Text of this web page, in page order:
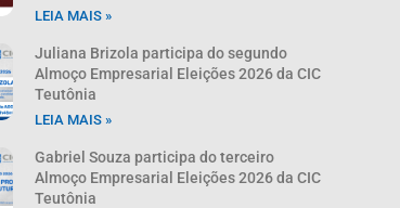
LEIA MAIS »
Juliana Brizola participa do segundo
Almoço Empresarial Eleições 2026 da CIC
Teutônia
LEIA MAIS »
Gabriel Souza participa do terceiro
Almoço Empresarial Eleições 2026 da CIC
Teutônia